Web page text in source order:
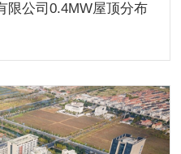
限公司0.4MW屋顶分布